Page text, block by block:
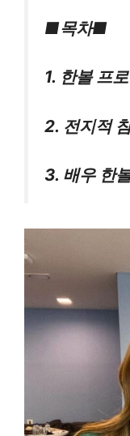
■목차■
1. 한볼 프
2. 전지적
3. 배우 한